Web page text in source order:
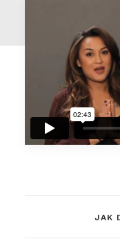
JAK